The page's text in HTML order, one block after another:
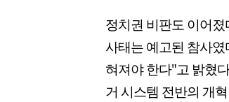
정치권 비판도 이어졌
사태는 예고된 참사
혀져야 한다"고 밝혔
거 시스템 전반의 개